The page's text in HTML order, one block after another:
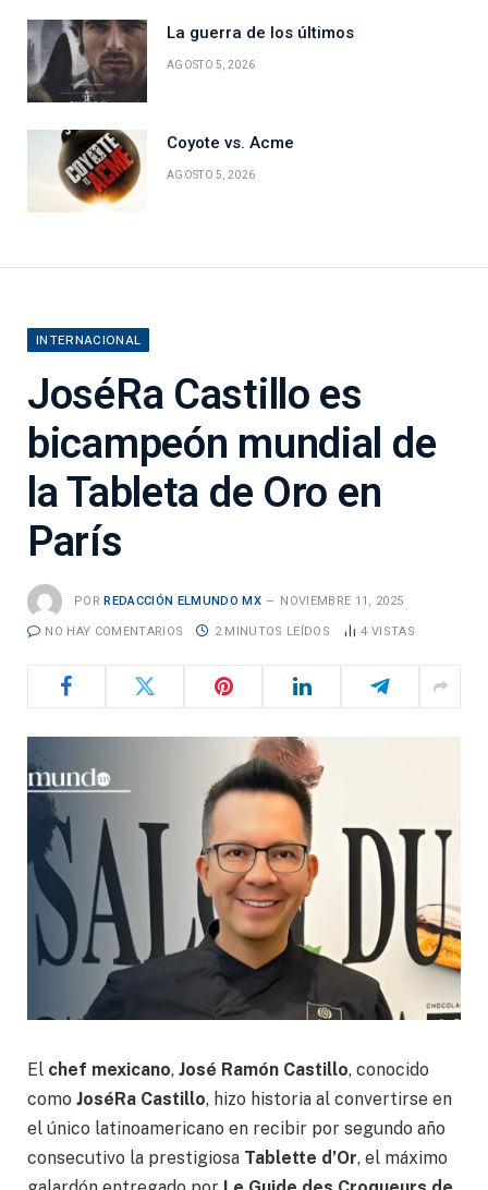
La guerra de los últimos
AGOSTO 5, 2026
Coyote vs. Acme
AGOSTO 5, 2026
INTERNACIONAL
JoséRa Castillo es
bicampeón mundial de
la Tableta de Oro en
París
POR REDACCIÓN ELMUNDO MX NOVIEMBRE 11, 2025
NO HAY COMENTARIOS 2 MINUTOS LEÍDOS 4 VISTAS
El chef mexicano, José Ramón Castillo, conocido
como JoséRa Castillo, hizo historia al convertirse en
el único latinoamericano en recibir por segundo año
consecutivo la prestigiosa Tablette d’Or, el máximo